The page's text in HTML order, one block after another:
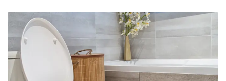
Seberozvoj
Všechny kategorie
Životní styl
ZÁBAVA
Všechny kategorie
Testy a kvízy
BYDLENÍ
Všechny kategorie